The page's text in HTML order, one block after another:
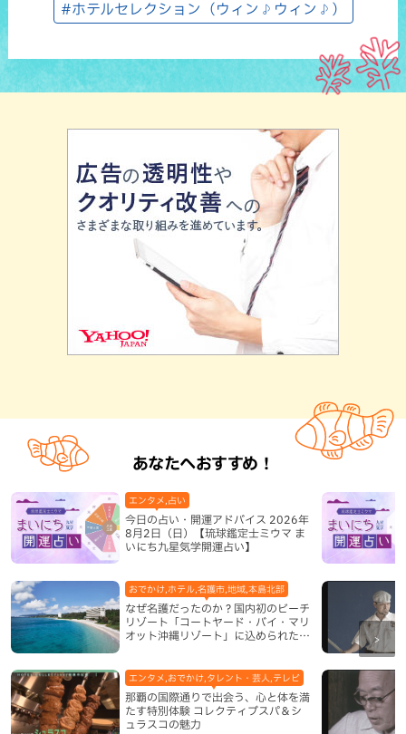
#ホテルセレクション（ウィン♪ウィン♪）
あなたへおすすめ！
今日の占い・開運アドバイス 2026年
8月2日（日）【琉球鑑定士ミウマ ま
いにち九星気学開運占い】
エンタメ,占い
なぜ名護だったのか？国内初のビーチ
リゾート「コートヤード・バイ・マリ
オット沖縄リゾート」に込められた想
おでかけ,ホテル,名護市,地域,本島北部
那覇の国際通りで出会う、心と体を満
たす特別体験 コレクティブスパ＆シ
ュラスコの魅力
エンタメ,おでかけ,タレント・芸人,テレビ